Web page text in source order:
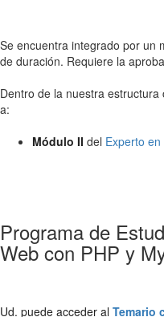
Se encuentra integrado por un
de duración. Requiere la
Dentro de la nuestra
a:
Módulo II del Experto
Programa de
Web con PHP y
Ud. puede acceder al Temario